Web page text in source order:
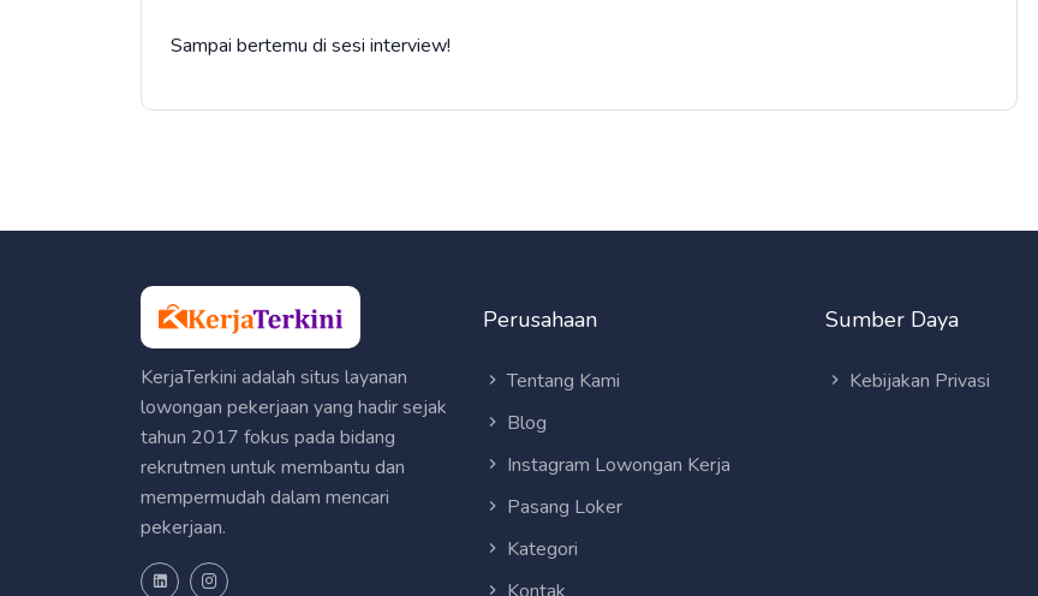
Sampai bertemu di sesi interview!
KerjaTerkini adalah situs layanan
lowongan pekerjaan yang hadir sejak
tahun 2017 fokus pada bidang
rekrutmen untuk membantu dan
mempermudah dalam mencari
pekerjaan.
Perusahaan
Tentang Kami
Blog
Instagram Lowongan Kerja
Pasang Loker
Kategori
Sumber Daya
Kebijakan Privasi